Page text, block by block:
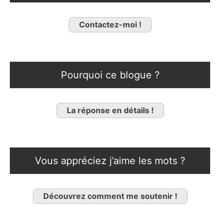
Contactez-moi !
Pourquoi ce blogue ?
La réponse en détails !
Vous appréciez j’aime les mots ?
Découvrez comment me soutenir !